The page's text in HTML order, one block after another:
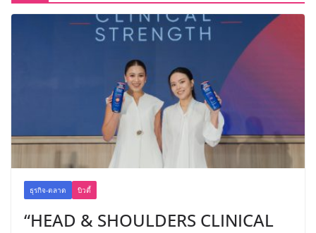
ธุรกิจ-ตลาด บิวตี้
“HEAD & SHOULDERS CLINICAL